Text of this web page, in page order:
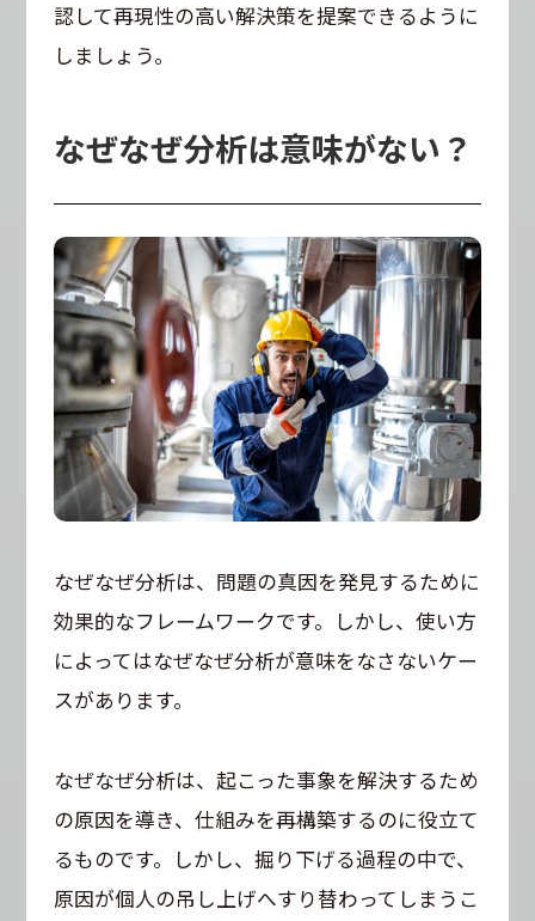
認して再現性の高い解決策を提案できるように
しましょう。
なぜなぜ分析は意味がない？
なぜなぜ分析は、問題の真因を発見するために
効果的なフレームワークです。しかし、使い方
によってはなぜなぜ分析が意味をなさないケー
スがあります。
なぜなぜ分析は、起こった事象を解決するため
の原因を導き、仕組みを再構築するのに役立て
るものです。しかし、掘り下げる過程の中で、
原因が個人の吊し上げへすり替わってしまうこ